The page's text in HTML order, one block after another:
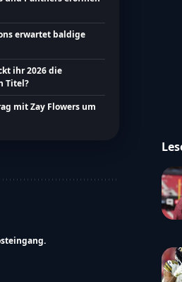
erwartet baldige
ihr 2026 die
Titel?
mit Zay Flowers um